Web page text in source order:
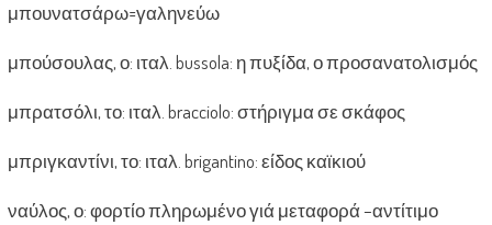
μπουνατσάρω=γαληνεύω
μπούσουλας, ο: ιταλ. bussola: η πυξίδα, ο προσανατολισμός
μπρατσόλι, το: ιταλ. bracciolo: στήριγμα σε σκάφος
μπριγκαντίνι, το: ιταλ. brigantino: είδος καϊκιού
ναύλος, ο: φορτίο πληρωμένο γιά μεταφορά –αντίτιμο